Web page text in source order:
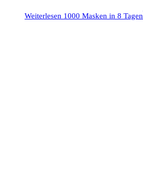
Weiterlesen 1000 Masken in 8 Tagen